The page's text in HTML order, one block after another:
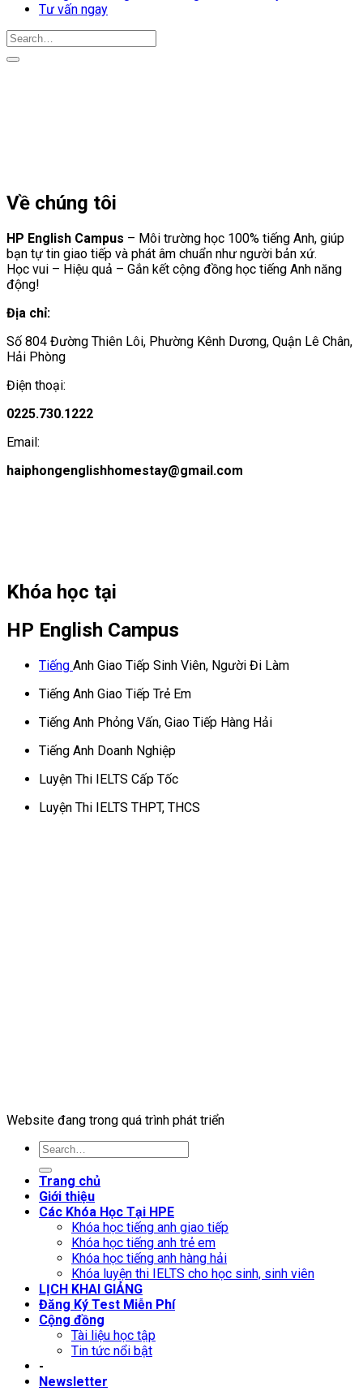
Tư vấn ngay
Về chúng tôi
HP English Campus – Môi trường học 100% tiếng Anh, giúp
bạn tự tin giao tiếp và phát âm chuẩn như người bản xứ.
Học vui – Hiệu quả – Gắn kết cộng đồng học tiếng Anh năng
động!
Địa chỉ:
Số 804 Đường Thiên Lôi, Phường Kênh Dương, Quận Lê Chân,
Hải Phòng
Điện thoại:
0225.730.1222
Email:
haiphongenglishhomestay@gmail.com
Khóa học tại
HP English Campus
Tiếng Anh Giao Tiếp Sinh Viên, Người Đi Làm
Tiếng Anh Giao Tiếp Trẻ Em
Tiếng Anh Phỏng Vấn, Giao Tiếp Hàng Hải
Tiếng Anh Doanh Nghiệp
Luyện Thi IELTS Cấp Tốc
Luyện Thi IELTS THPT, THCS
Website đang trong quá trình phát triển
Trang chủ
Giới thiệu
Các Khóa Học Tại HPE
Khóa học tiếng anh giao tiếp
Khóa học tiếng anh trẻ em
Khóa học tiếng anh hàng hải
Khóa luyện thi IELTS cho học sinh, sinh viên
LỊCH KHAI GIẢNG
Đăng Ký Test Miễn Phí
Cộng đồng
Tài liệu học tập
Tin tức nổi bật
-
Newsletter